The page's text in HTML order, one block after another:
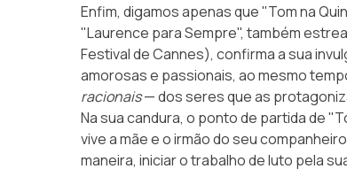
Enfim, digamos apenas que"Tom na
"Laurence para Sempre", também
Festival de Cannes), confirma a sua
amorosas e passionais, ao mesmo
racionais— dos seres que as
Na sua candura, o ponto de partida de
vive a mãe e o irmão do seu
maneira, iniciar o trabalho de luto pela